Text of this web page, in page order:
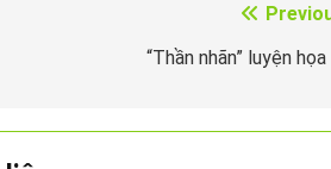
“Thần nhãn” luyện